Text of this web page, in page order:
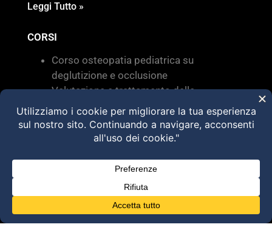
Leggi Tutto »
CORSI
Corso osteopatia pediatrica su
deglutizione e occlusione
Valutazione e trattamento delle
disfunzioni dei sistemi di movimento –
Torino 28 MARZO 2026
HVLA – Moduli Clinici – 2026
@2025 Dott. Alessandro Carollo – All rights